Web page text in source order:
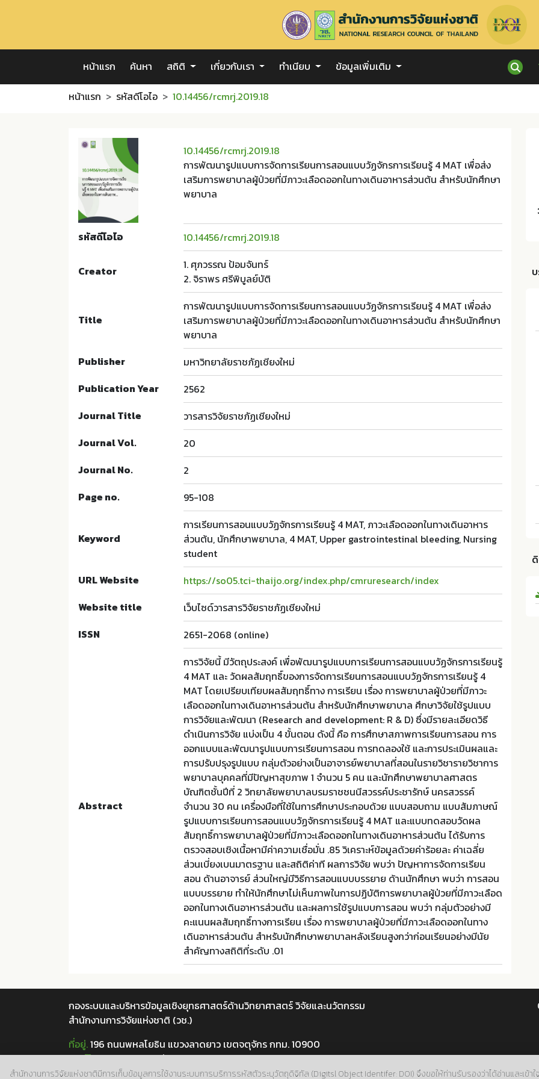
หน้าแรก ค้นหา สถิติ เกี่ยวกับเรา ทำเนียบ ข้อมูลเพิ่มเติม
หน้าแรก รหัสดีโอไอ 10.14456/rcmrj.2019.18
10.14456/rcmrj.2019.18
การพัฒนารูปแบบการจัดการเรียนการสอนแบบวัฏจักรการเรียนรู้ 4 MAT เพื่อส่ง
เสริมการพยาบาลผู้ป่วยที่มีภาวะเลือดออกในทางเดินอาหารส่วนต้น สำหรับนักศึกษา
พยาบาล
รหัสดีโอไอ 10.14456/rcmrj.2019.18
Creator
1. ศุภวรรณ ป้อมจันทร์
2. จิราพร ศรีพิบูลย์บัติ
Title
การพัฒนารูปแบบการจัดการเรียนการสอนแบบวัฏจักรการเรียนรู้ 4 MAT เพื่อส่ง
เสริมการพยาบาลผู้ป่วยที่มีภาวะเลือดออกในทางเดินอาหารส่วนต้น สำหรับนักศึกษา
พยาบาล
Publisher
มหาวิทยาลัยราชภัฏเชียงใหม่
Publication Year
2562
Journal Title
วารสารวิจัยราชภัฏเชียงใหม่
Journal Vol.
20
Journal No.
2
Page no.
95-108
Keyword
การเรียนการสอนแบบวัฏจักรการเรียนรู้ 4 MAT, ภาวะเลือดออกในทางเดินอาหาร
ส่วนต้น, นักศึกษาพยาบาล, 4 MAT, Upper gastrointestinal bleeding, Nursing
student
URL Website
https://so05.tci-thaijo.org/index.php/cmruresearch/index
Website title
เว็บไซด์วารสารวิจัยราชภัฏเชียงใหม่
ISSN
2651-2068 (online)
Abstract
การวิจัยนี้ มีวัตถุประสงค์ เพื่อพัฒนารูปแบบการเรียนการสอนแบบวัฏจักรการเรียนรู้
4 MAT และ วัดผลสัมฤทธิ์ของการจัดการเรียนการสอนแบบวัฏจักรการเรียนรู้ 4
MAT โดยเปรียบเทียบผลสัมฤทธิ์ทาง การเรียน เรื่อง การพยาบาลผู้ป่วยที่มีภาวะ
เลือดออกในทางเดินอาหารส่วนต้น สำหรับนักศึกษาพยาบาล ศึกษาวิจัยใช้รูปแบบ
การวิจัยและพัฒนา (Research and development: R & D) ซึ่งมีรายละเอียดวิธี
ดำเนินการวิจัย แบ่งเป็น 4 ขั้นตอน ดังนี้ คือ การศึกษาสภาพการเรียนการสอน การ
ออกแบบและพัฒนารูปแบบการเรียนการสอน การทดลองใช้ และการประเมินผลและ
การปรับปรุงรูปแบบ กลุ่มตัวอย่างเป็นอาจารย์พยาบาลที่สอนในรายวิชารายวิชาการ
พยาบาลบุคคลที่มีปัญหาสุขภาพ 1 จำนวน 5 คน และนักศึกษาพยาบาลศาสตร
บัณฑิตชั้นปีที่ 2 วิทยาลัยพยาบาลบรมราชชนนีสวรรค์ประชารักษ์ นครสวรรค์
จำนวน 30 คน เครื่องมือที่ใช้ในการศึกษาประกอบด้วย แบบสอบถาม แบบสัมภาษณ์
รูปแบบการเรียนการสอนแบบวัฏจักรการเรียนรู้ 4 MAT และแบบทดสอบวัดผล
สัมฤทธิ์การพยาบาลผู้ป่วยที่มีภาวะเลือดออกในทางเดินอาหารส่วนต้น ได้รับการ
ตรวจสอบเชิงเนื้อหามีค่าความเชื่อมั่น .85 วิเคราะห์ข้อมูลด้วยค่าร้อยละ ค่าเฉลี่ย
ส่วนเบี่ยงเบนมาตรฐาน และสถิติค่าที ผลการวิจัย พบว่า ปัญหาการจัดการเรียน
สอน ด้านอาจารย์ ส่วนใหญ่มีวิธีการสอนแบบบรรยาย ด้านนักศึกษา พบว่า การสอน
แบบบรรยาย ทำให้นักศึกษาไม่เห็นภาพในการปฏิบัติการพยาบาลผู้ป่วยที่มีภาวะเลือด
ออกในทางเดินอาหารส่วนต้น และผลการใช้รูปแบบการสอน พบว่า กลุ่มตัวอย่างมี
คะแนนผลสัมฤทธิ์ทางการเรียน เรื่อง การพยาบาลผู้ป่วยที่มีภาวะเลือดออกในทาง
เดินอาหารส่วนต้น สำหรับนักศึกษาพยาบาลหลังเรียนสูงกว่าก่อนเรียนอย่างมีนัย
สำคัญทางสถิติที่ระดับ .01
กองระบบและบริหารข้อมูลเชิงยุทธศาสตร์ด้านวิทยาศาสตร์ วิจัยและนวัตกรรม
สำนักงานการวิจัยแห่งชาติ (วช.)
ที่อยู่.196 ถนนพหลโยธิน แขวงลาดยาว เขตจตุจักร กทม. 10900
เบอร์โทร.02 5612445 ต่อ 705
อีเมล์.doi@nrct.go.th
สำนักงานการวิจัยแห่งชาติมีการเก็บข้อมูลการใช้งานระบบการบริการรหัสตัวระบุวัตถุดิจิทัล (Digitsl Object Identifer: DOI) จึงขอให้ท่านรับรองว่าได้อ่านและเข้าใ